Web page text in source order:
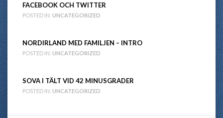
FACEBOOK OCH TWITTER
POSTED IN: UNCATEGORIZED
NORDIRLAND MED FAMILJEN – INTRO
POSTED IN: UNCATEGORIZED
SOVA I TÄLT VID 42 MINUSGRADER
POSTED IN: UNCATEGORIZED